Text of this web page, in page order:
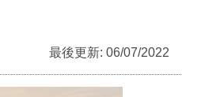
最後更新: 06/07/2022